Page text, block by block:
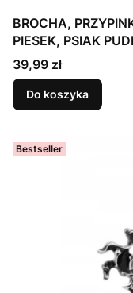
BROCHA,
PIESEK, PSIAK
Cena
39,99 zł
Do koszyka
Bestseller